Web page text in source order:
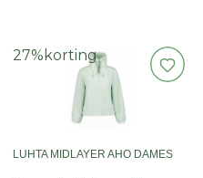
27% korting
LUHTA MIDLAYER AHO DAMES